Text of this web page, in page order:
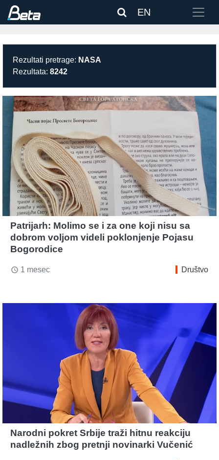
EN
Rezultati pretrage: NASA
Rezultata: 8242
Patrijarh: Molimo se i za one koji nisu sa
dobrom voljom videli poklonjenje Pojasu
Bogorodice
access_time 1 mesec Društvo
Narodni pokret Srbije traži hitnu reakciju
nadležnih zbog pretnji novinarki Vučenić